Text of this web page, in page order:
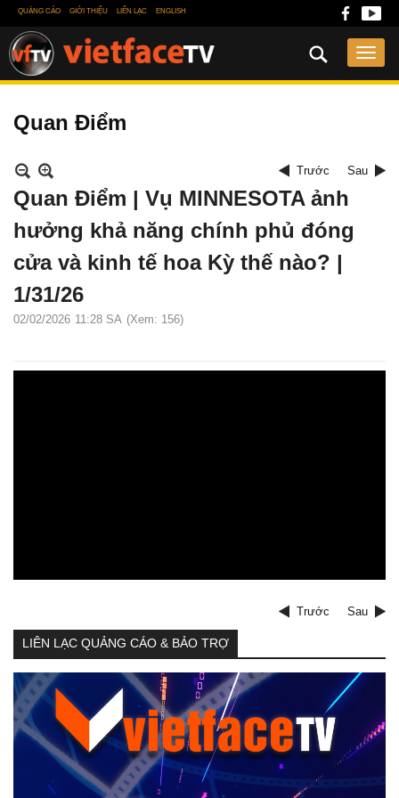
QUẢNG CÁO GIỚI THIỆU LIÊN LẠC ENGLISH
Quan Điểm
Trước Sau
Quan Điểm | Vụ MINNESOTA ảnh
hưởng khả năng chính phủ đóng
cửa và kinh tế hoa Kỳ thế nào? |
1/31/26
02/02/2026 11:28 SA (Xem: 156)
Trước Sau
LIÊN LẠC QUẢNG CÁO & BẢO TRỢ